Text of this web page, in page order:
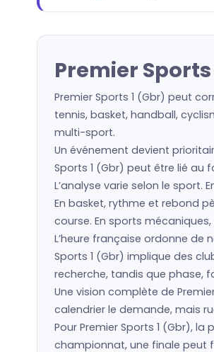
Premier
Premier Sports 1 (Gbr) peut
tennis, basket, handball,
multi-sport.
Un événement devient
Sports 1 (Gbr) peut être lié au
L’analyse varie selon le
En basket, rythme et rebond
course. En sports
L’heure française ordonne de
Sports 1 (Gbr) implique des
recherche, tandis que phase,
Une vision complète de
calendrier le demande, mais
Pour Premier Sports 1 (Gbr),
championnat, une finale peut